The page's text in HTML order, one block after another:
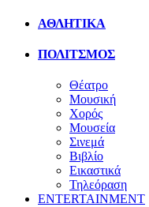
ΑΘΛΗΤΙΚΑ
ΠΟΛΙΤΣΜΟΣ
Θέατρο
Μουσική
Χορός
Μουσεία
Σινεμά
Βιβλίο
Εικαστικά
Τηλεόραση
ENTERTAINMENT